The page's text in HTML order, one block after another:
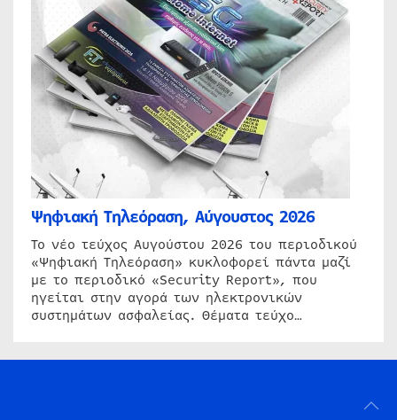
Ψηφιακή Τηλεόραση, Αύγουστος 2026
Το νέο τεύχος Αυγούστου 2026 του περιοδικού
«Ψηφιακή Τηλεόραση» κυκλοφορεί πάντα μαζί
με το περιοδικό «Security Report», που
ηγείται στην αγορά των ηλεκτρονικών
συστημάτων ασφαλείας. Θέματα τεύχο…